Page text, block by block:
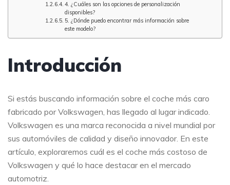
4. ¿Cuáles son las opciones de personalización
disponibles?
5. ¿Dónde puedo encontrar más información sobre
este modelo?
Introducción
Si estás buscando información sobre el coche más caro
fabricado por Volkswagen, has llegado al lugar indicado.
Volkswagen es una marca reconocida a nivel mundial por
sus automóviles de calidad y diseño innovador. En este
artículo, exploraremos cuál es el coche más costoso de
Volkswagen y qué lo hace destacar en el mercado
automotriz.